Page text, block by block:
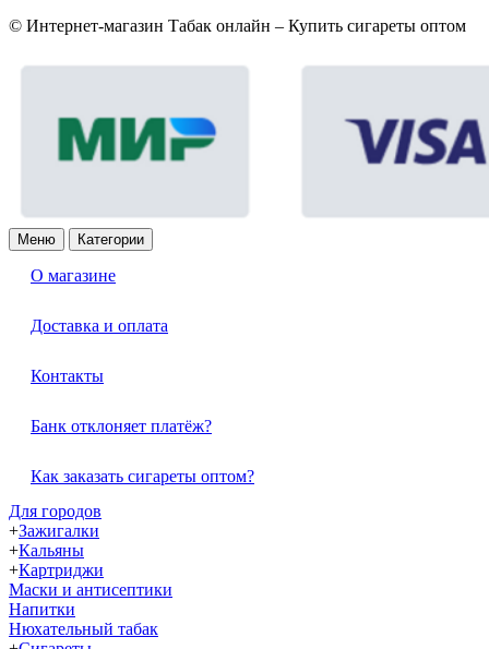
© Интернет-магазин Табак онлайн – Купить сигареты оптом
Меню Категории
О магазине
Доставка и оплата
Контакты
Банк отклоняет платёж?
Как заказать сигареты оптом?
Для городов
+Зажигалки
+Кальяны
+Картриджи
Маски и антисептики
Напитки
Нюхательный табак